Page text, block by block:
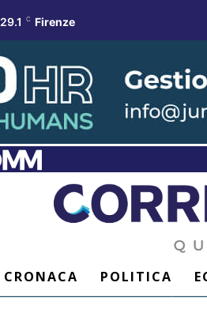
29.1 C Firenze
CRONACA POLITICA